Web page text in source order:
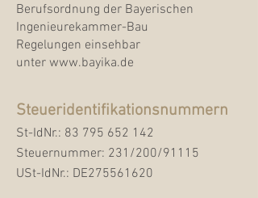
Berufsordnung der Bayerischen
Ingenieurekammer-Bau
Regelungen einsehbar
unter www.bayika.de
Steueridentifikationsnummern
St-IdNr.: 83 795 652 142
Steuernummer: 231/200/91115
USt-IdNr.: DE275561620